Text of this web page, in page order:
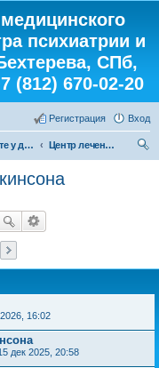
психиатрии и
СПб,
(812) 670-02-20
Вход
Регистрация
Спросите у доктора
Центр лечения болезни Паркинсона
16:02
дек 2025, 20:58